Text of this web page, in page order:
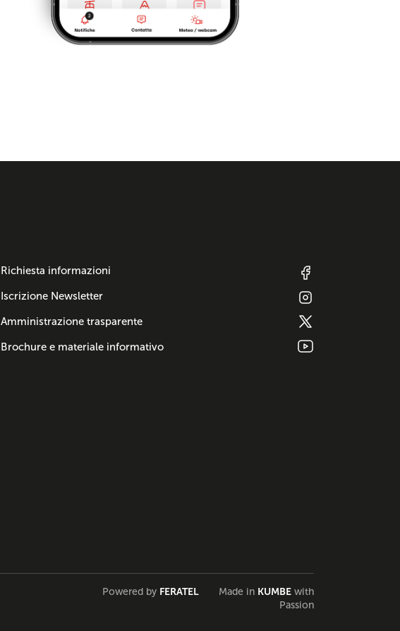
Richiesta informazioni
Iscrizione Newsletter
Amministrazione trasparente
Brochure e materiale informativo
Powered by FERATEL Made in KUMBEwith
Passion